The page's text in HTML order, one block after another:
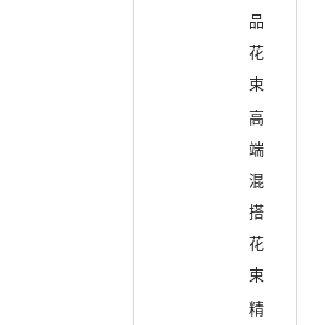
品
花
束
高
端
混
搭
花
束
精